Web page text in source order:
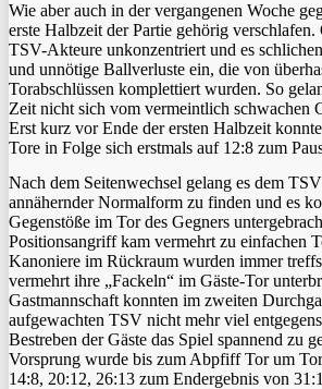
Wie aber auch in der vergangenen Woche
erste Halbzeit der Partie gehörig
TSV-Akteure unkonzentriert und es
und unnötige Ballverluste ein, die von
Torabschlüssen komplettiert wurden. So
Zeit nicht sich vom vermeintlich schwachen
Erst kurz vor Ende der ersten Halbzeit
Tore in Folge sich erstmals auf 12:8 zum
Nach dem Seitenwechsel gelang es dem
annähernder Normalform zu finden und es
Gegenstöße im Tor des Gegners
Positionsangriff kam vermehrt zu einfachen
Kanoniere im Rückraum wurden immer
vermehrt ihre „Fackeln“ im Gäste-Tor
Gastmannschaft konnten im zweiten
aufgewachten TSV nicht mehr viel
Bestreben der Gäste das Spiel spannend zu
Vorsprung wurde bis zum Abpfiff Tor um
14:8, 20:12, 26:13 zum Endergebnis von